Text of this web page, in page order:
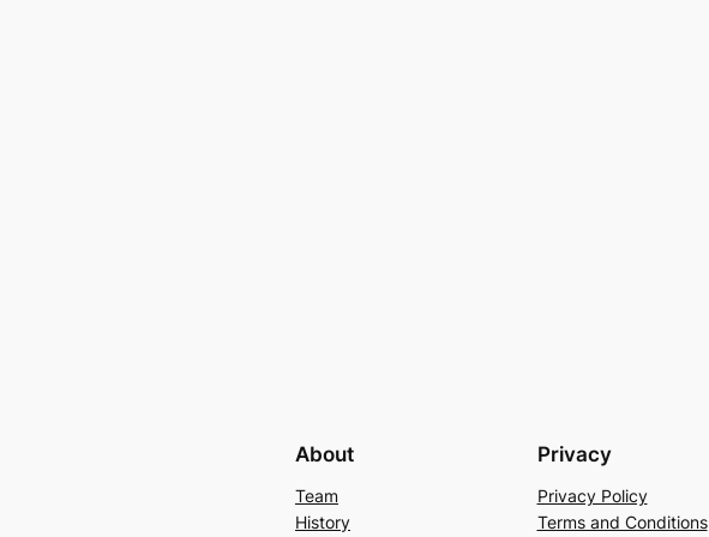
About
Team
History
Privacy
Privacy Policy
Terms and Conditions